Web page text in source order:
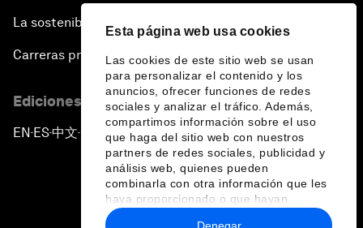
Esta página web usa cookies
Las cookies de este sitio web se usan
para personalizar el contenido y los
anuncios, ofrecer funciones de redes
sociales y analizar el tráfico. Además,
compartimos información sobre el uso
que haga del sitio web con nuestros
partners de redes sociales, publicidad y
análisis web, quienes pueden
combinarla con otra información que les
haya proporcionado o que hayan
recopilado a partir del uso que haya
Denegar
La sostenibilidad en el Foro
Carreras profesionales
Ediciones en otros idiomas
EN ▪ES▪中文▪ 日本語